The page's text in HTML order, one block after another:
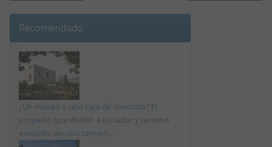
Recomendado
¿Un museo o una caja de concreto? El
proyecto que dividió a Ecuador y terminó
envuelto en una tormen...